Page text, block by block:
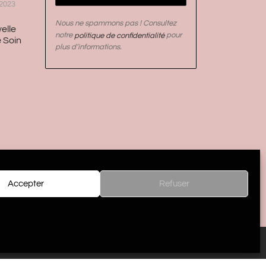
Accepter Refuser
Soin
Nous ne spammons pas ! Consultez
notre politique de confidentialitépour
plus d’informations.